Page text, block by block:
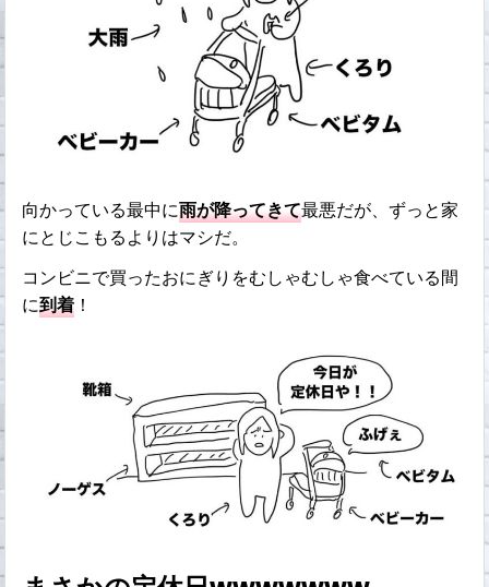
向かっている最中に雨が降ってきて最悪だが、ずっと家
にとじこもるよりはマシだ。
コンビニで買ったおにぎりをむしゃむしゃ食べている間
に到着 ！